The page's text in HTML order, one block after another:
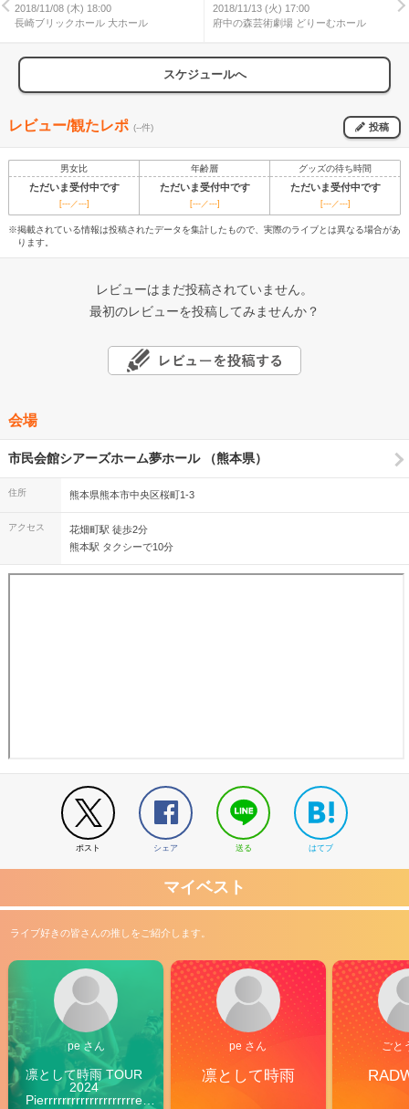
2018/11/08 (木) 18:00
長崎ブリックホール 大ホール
2018/11/13 (火) 17:00
府中の森芸術劇場 どりーむホール
スケジュールへ
レビュー/観たレポ (--件) 投稿
男女比 年齢層 グッズの待ち時間
ただいま受付中です ただいま受付中です ただいま受付中です
[---／---] [---／---] [---／---]
※掲載されている情報は投稿されたデータを集計したもので、実際のライブとは異なる場合があ
ります。
レビューはまだ投稿されていません。
最初のレビューを投稿してみませんか？
会場
市民会館シアーズホーム夢ホール （熊本県）
住所 熊本県熊本市中央区桜町1-3
アクセス
花畑町駅 徒歩2分
熊本駅 タクシーで10分
ポスト シェア 送る はてブ
マイベスト
ライブ好きの皆さんの推しをご紹介します。
pe さん
凛として時雨 TOUR
2024
Pierrrrrrrrrrrrrrrrrrrre
pe さん
凛として時雨
ごと